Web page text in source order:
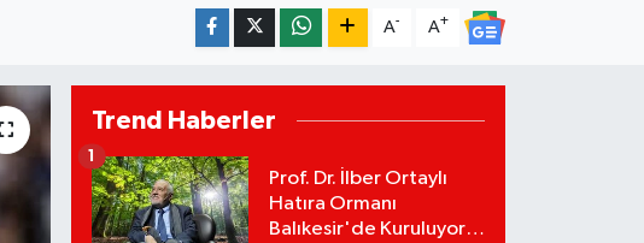
A- A+
Trend Haberler
Prof. Dr. İlber Ortaylı
Hatıra Ormanı
Balıkesir'de Kuruluyor!
1